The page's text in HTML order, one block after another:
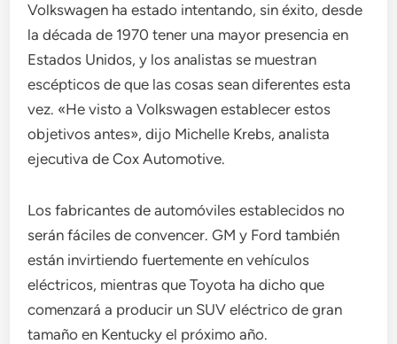
Volkswagen ha estado intentando, sin éxito, desde
la década de 1970 tener una mayor presencia en
Estados Unidos, y los analistas se muestran
escépticos de que las cosas sean diferentes esta
vez. «He visto a Volkswagen establecer estos
objetivos antes», dijo Michelle Krebs, analista
ejecutiva de Cox Automotive.
Los fabricantes de automóviles establecidos no
serán fáciles de convencer. GM y Ford también
están invirtiendo fuertemente en vehículos
eléctricos, mientras que Toyota ha dicho que
comenzará a producir un SUV eléctrico de gran
tamaño en Kentucky el próximo año.